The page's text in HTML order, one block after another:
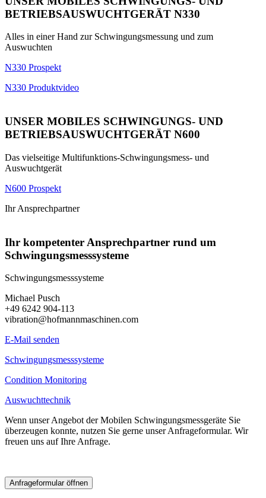
BETRIEBSAUSWUCHTGERÄT N330
Alles in einer Hand zur Schwingungsmessung und zum
Auswuchten
N330 Prospekt
N330 Produktvideo
UNSER MOBILES SCHWINGUNGS- UND
BETRIEBSAUSWUCHTGERÄT N600
Das vielseitige Multifunktions-Schwingungsmess- und
Auswuchtgerät
N600 Prospekt
Ihr Ansprechpartner
Ihr kompetenter Ansprechpartner rund um
Schwingungsmesssysteme
Schwingungsmesssysteme
Michael Pusch
+49 6242 904-113
vibration@hofmannmaschinen.com
E-Mail senden
Schwingungsmesssysteme
Condition Monitoring
Auswuchttechnik
Wenn unser Angebot der Mobilen Schwingungsmessgeräte Sie
überzeugen konnte, nutzen Sie gerne unser Anfrageformular. Wir
freuen uns auf Ihre Anfrage.
Anfrageformular öffnen